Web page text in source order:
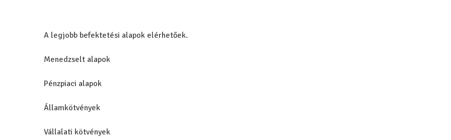
A legjobb befektetési alapok elérhetőek.
Menedzselt alapok
Pénzpiaci alapok
Államkötvények
Vállalati kötvények